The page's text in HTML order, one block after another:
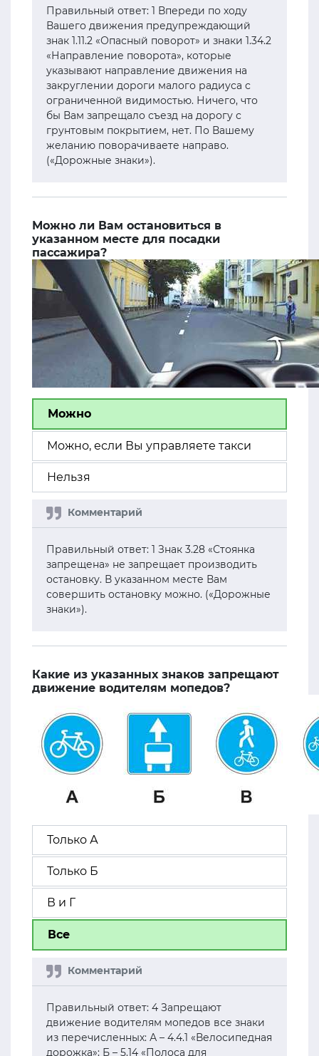
Правильный ответ: 1 Впереди по ходу
Вашего движения предупреждающий
знак 1.11.2 «Опасный поворот» и знаки 1.34.2
«Направление поворота», которые
указывают направление движения на
закруглении дороги малого радиуса с
ограниченной видимостью. Ничего, что
бы Вам запрещало съезд на дорогу с
грунтовым покрытием, нет. По Вашему
желанию поворачиваете направо.
(«Дорожные знаки»).
Можно ли Вам остановиться в
указанном месте для посадки
пассажира?
Можно
Можно, если Вы управляете такси
Нельзя
Правильный ответ: 1 Знак 3.28 «Стоянка
запрещена» не запрещает производить
остановку. В указанном месте Вам
совершить остановку можно. («Дорожные
знаки»).
Какие из указанных знаков запрещают
движение водителям мопедов?
Только А
Только Б
В и Г
Все
Правильный ответ: 4 Запрещают
движение водителям мопедов все знаки
из перечисленных: А – 4.4.1 «Велосипедная
дорожка»; Б – 5.14 «Полоса для